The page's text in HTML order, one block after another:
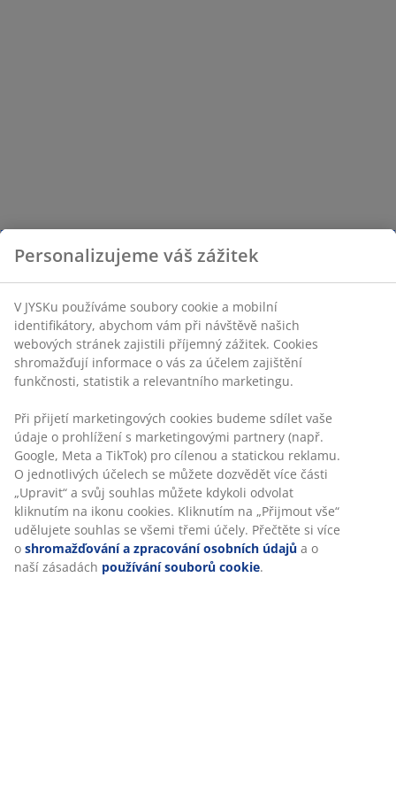
Personalizujeme váš zážitek
V JYSKu používáme soubory cookie a mobilní
identifikátory, abychom vám při návštěvě našich
webových stránek zajistili příjemný zážitek. Cookies
shromažďují informace o vás za účelem zajištění
funkčnosti, statistik a relevantního marketingu.
Při přijetí marketingových cookies budeme sdílet vaše
údaje o prohlížení s marketingovými partnery (např.
Google, Meta a TikTok) pro cílenou a statickou reklamu.
O jednotlivých účelech se můžete dozvědět více části
„Upravit“ a svůj souhlas můžete kdykoli odvolat
kliknutím na ikonu cookies. Kliknutím na „Přijmout vše“
udělujete souhlas se všemi třemi účely. Přečtěte si více
o shromažďování a zpracování osobních údajů a o
naší zásadách používání souborů cookie.